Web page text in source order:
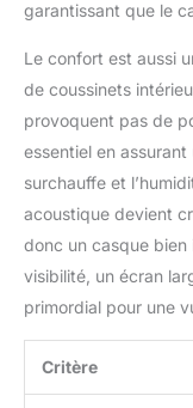
votre casque
– Ce casque
disponible en
taille en
VINZ Kennet est
(61). La taille du
le périmètre
est
garantissant que le
Le confort est aussi
de coussinets
provoquent pas de
essentiel en
surchauffe et
acoustique devient
donc un casque bien
visibilité, un écran
primordial pour une
Critère